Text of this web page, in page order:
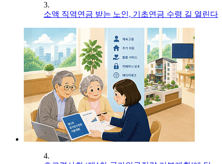
3.
소액 직역연금 받는 노인, 기초연금 수령 길 열린다
4.